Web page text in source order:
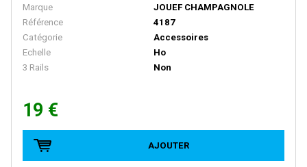
Cararama
Carpena
COLINTER PRODUCTION
Marque
JOUEF CHAMPAGNOLE
Référence
4187
Catégorie
Accessoires
Echelle
Ho
3 Rails
Non
19 €
AJOUTER